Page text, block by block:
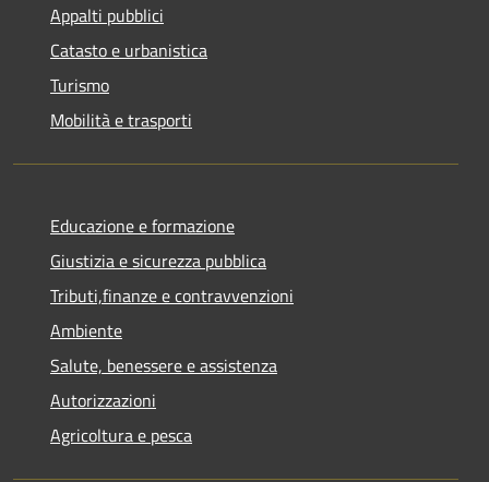
Appalti pubblici
Catasto e urbanistica
Turismo
Mobilità e trasporti
Educazione e formazione
Giustizia e sicurezza pubblica
Tributi,finanze e contravvenzioni
Ambiente
Salute, benessere e assistenza
Autorizzazioni
Agricoltura e pesca